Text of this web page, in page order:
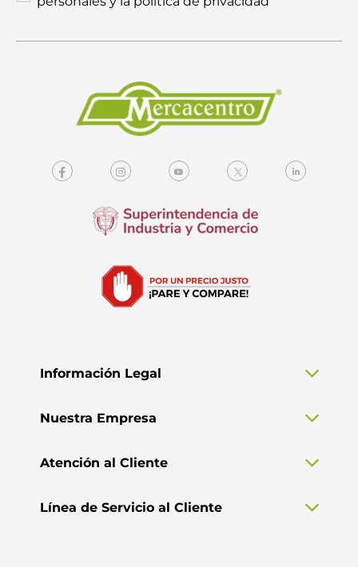
Información Legal
Nuestra Empresa
Atención al Cliente
Línea de Servicio al Cliente